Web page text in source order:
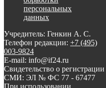
персональных
данных
Учредитель: Генкин А. С.
Телефон редакции: +7 (495)
003-9824
E-mail: info@if24.ru
Свидетельство о регистрации
СМИ: ЭЛ № ФС 77 - 67477
При использовании